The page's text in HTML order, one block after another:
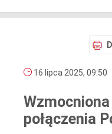
16 lipca 2025, 09:50
połączenia